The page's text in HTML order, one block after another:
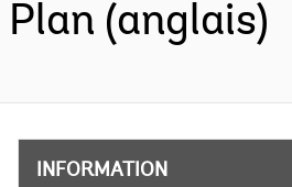
Plan (anglais)
INFORMATION